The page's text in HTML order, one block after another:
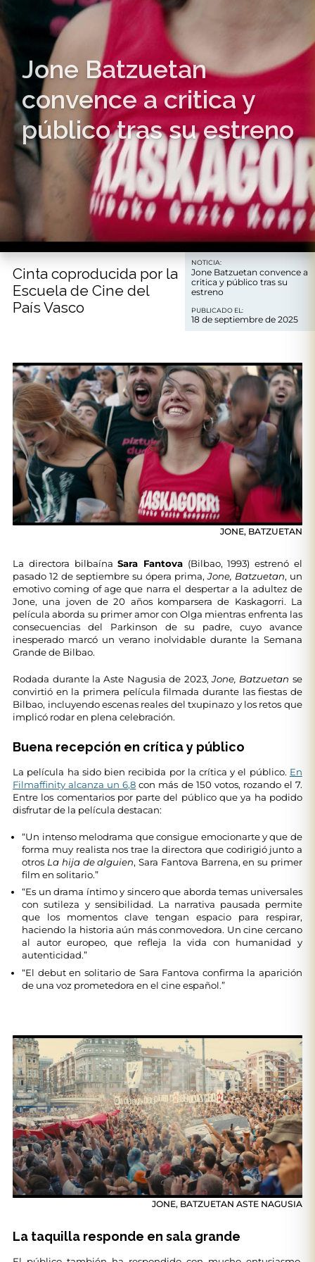
Jone Batzuetan
convence a critica y
público tras su estreno
NOTICIA:
Jone Batzuetan convence a
critica y público tras su
estreno
PUBLICADO EL:
18 de septiembre de 2025
Cinta coproducida por la
Escuela de Cine del
País Vasco
JONE, BATZUETAN
La directora bilbaínaSara Fantova (Bilbao, 1993) estrenó el
pasado 12 de septiembre su ópera prima,Jone, Batzuetan, un
emotivo coming of age que narra el despertar a la adultez de
Jone, una joven de 20 años komparsera de Kaskagorri. La
película aborda su primer amor con Olga mientras enfrenta las
consecuencias del Parkinson de su padre, cuyo avance
inesperado marcó un verano inolvidable durante la Semana
Grande de Bilbao.
Rodada durante la Aste Nagusia de 2023,Jone, Batzuetan se
convirtió en la primera película filmada durante las fiestas de
Bilbao, incluyendo escenas reales del txupinazo y los retos que
implicó rodar en plena celebración.
Buena recepción en crítica y público
La película ha sido bien recibida por la crítica y el público. En
Filmaffinity alcanza un 6,8 con más de 150 votos, rozando el 7.
Entre los comentarios por parte del público que ya ha podido
disfrutar de la película destacan:
“Un intenso melodrama que consigue emocionarte y que de
forma muy realista nos trae la directora que codirigió junto a
otros La hija de alguien, Sara Fantova Barrena, en su primer
film en solitario.”
“Es un drama íntimo y sincero que aborda temas universales
con sutileza y sensibilidad. La narrativa pausada permite
que los momentos clave tengan espacio para respirar,
haciendo la historia aún más conmovedora. Un cine cercano
al autor europeo, que refleja la vida con humanidad y
autenticidad.”
“El debut en solitario de Sara Fantova confirma la aparición
de una voz prometedora en el cine español.”
JONE, BATZUETAN ASTE NAGUSIA
La taquilla responde en sala grande